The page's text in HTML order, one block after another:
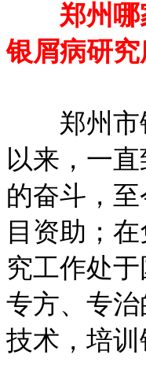
郑州哪家
银屑病研究
郑州市银
以来，一
的奋斗，
目资助；
究工作处
专方、专
技术，培